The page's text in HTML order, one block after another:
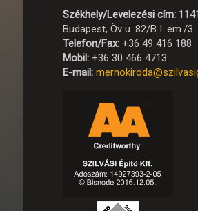
Székhely/Levelezési cím:1141
Budapest, Öv u. 82/B I. em./3.
Telefon/Fax:+36 49 416 188
Mobil:+36 30 466 4713
E-mail: